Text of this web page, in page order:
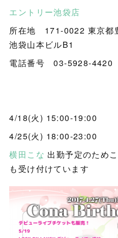
エントリー池袋店
所在地 171-0022 東京都
池袋山本ビルB1
電話番号 03-5928-4420
4/18(火) 15:00-19:00
4/25(火) 18:00-23:00
横田こな 出勤予定のため
も受け付けています